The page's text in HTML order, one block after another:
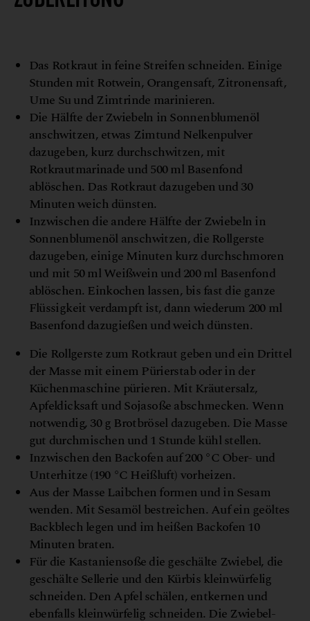
Das Rotkraut in feine Streifen schneiden. Einige
Stunden mit Rotwein, Orangensaft, Zitronensaft,
Ume Su und Zimtrinde marinieren.
Die Hälfte der Zwiebeln in Sonnenblumenöl
anschwitzen, etwas Zimtund Nelkenpulver
dazugeben, kurz durchschwitzen, mit
Rotkrautmarinade und 500 ml Basenfond
ablöschen. Das Rotkraut dazugeben und 30
Minuten weich dünsten.
Inzwischen die andere Hälfte der Zwiebeln in
Sonnenblumenöl anschwitzen, die Rollgerste
dazugeben, einige Minuten kurz durchschmoren
und mit 50 ml Weißwein und 200 ml Basenfond
ablöschen. Einkochen lassen, bis fast die ganze
Flüssigkeit verdampft ist, dann wiederum 200 ml
Basenfond dazugießen und weich dünsten.
Die Rollgerste zum Rotkraut geben und ein Drittel
der Masse mit einem Pürierstab oder in der
Küchenmaschine pürieren. Mit Kräutersalz,
Apfeldicksaft und Sojasoße abschmecken. Wenn
notwendig, 30 g Brotbrösel dazugeben. Die Masse
gut durchmischen und 1 Stunde kühl stellen.
Inzwischen den Backofen auf 200 °C Ober- und
Unterhitze (190 °C Heißluft) vorheizen.
Aus der Masse Laibchen formen und in Sesam
wenden. Mit Sesamöl bestreichen. Auf ein geöltes
Backblech legen und im heißen Backofen 10
Minuten braten.
Für die Kastaniensoße die geschälte Zwiebel, die
geschälte Sellerie und den Kürbis kleinwürfelig
schneiden. Den Apfel schälen, entkernen und
ebenfalls kleinwürfelig schneiden. Die Zwiebel-